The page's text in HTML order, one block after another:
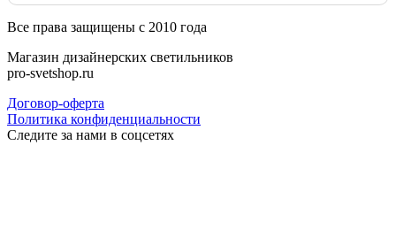
Все права защищены с 2010 года
Магазин дизайнерских светильников
pro-svetshop.ru
Договор-оферта
Политика конфиденциальности
Следите за нами в соцсетях